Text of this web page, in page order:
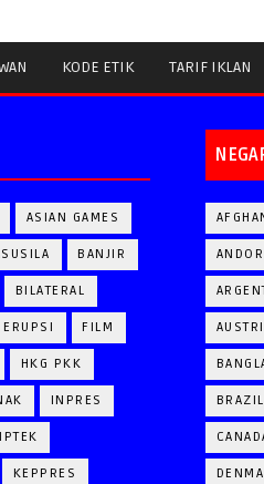
KODE ETIK TARIF IKLAN
ASIAN GAMES
BANJIR
BILATERAL
ERUPSI FILM
HKG PKK
INPRES
IPTEK
KEPPRES
BRAZIL